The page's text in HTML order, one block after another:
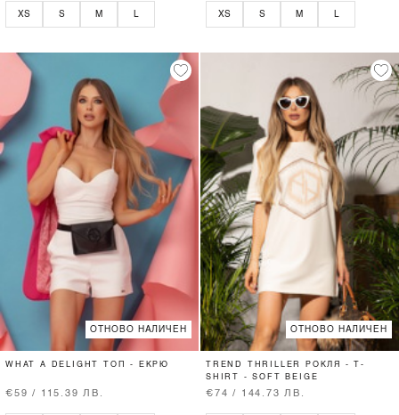
XS S M L XS S M L
ОТНОВО НАЛИЧЕН
WHAT A DELIGHT ТОП - ЕКРЮ
€59 / 115.39 ЛВ.
ОТНОВО НАЛИЧЕН
TREND THRILLER РОКЛЯ - T-
SHIRT - SOFT BEIGE
€74 / 144.73 ЛВ.